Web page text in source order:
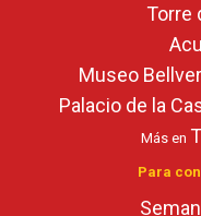
Torre
Museo
Palacio de la
Más en
Para